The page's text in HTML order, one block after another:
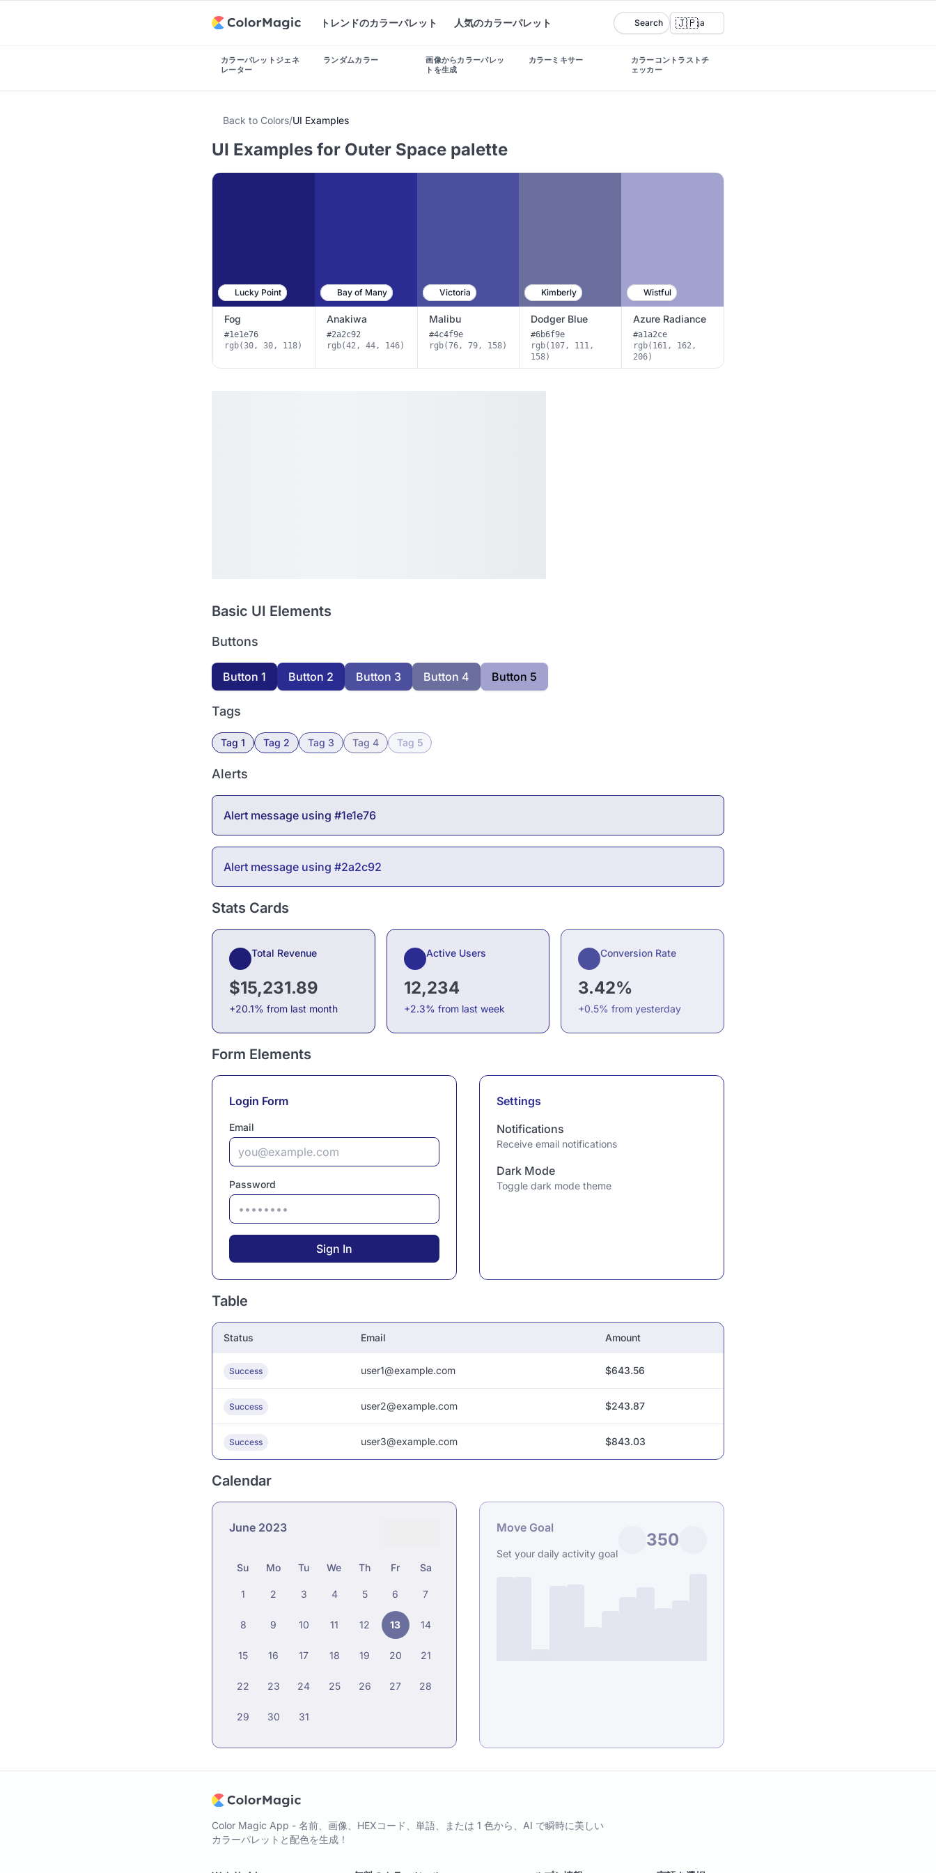
トレンドのカラーパレット 人気のカラーパレット Search 🇯🇵ja
カラーパレットジェネ
レーター
ランダムカラー
画像からカラーパレッ
トを生成
カラーミキサー
カラーコントラストチ
ェッカー
Back to Colors/UI Examples
UI Examples for Outer Space palette
Lucky Point Bay of Many Victoria Kimberly Wistful
Fog
#1e1e76
rgb(30, 30, 118)
Anakiwa
#2a2c92
rgb(42, 44, 146)
Malibu
#4c4f9e
rgb(76, 79, 158)
Dodger Blue
#6b6f9e
rgb(107, 111,
158)
Azure Radiance
#a1a2ce
rgb(161, 162,
206)
Basic UI Elements
Buttons
Button 1 Button 2 Button 3 Button 4 Button 5
Tags
Tag 1 Tag 2 Tag 3 Tag 4 Tag 5
Alerts
Alert message using #1e1e76
Alert message using #2a2c92
Stats Cards
Total Revenue
$15,231.89
+20.1% from last month
Active Users
12,234
+2.3% from last week
Conversion Rate
3.42%
+0.5% from yesterday
Form Elements
Login Form
Email
Password
Sign In
Settings
Notifications
Receive email notifications
Dark Mode
Toggle dark mode theme
Table
Status Email Amount
Success user1@example.com $643.56
Success user2@example.com $243.87
Success user3@example.com $843.03
Calendar
June 2023
Su Mo Tu We Th Fr Sa
1 2 3 4 5 6 7
8 9 10 11 12 13 14
15 16 17 18 19 20 21
22 23 24 25 26 27 28
29 30 31
Move Goal
Set your daily activity goal
350
Color Magic App - 名前、画像、HEXコード、単語、または 1 色から、AI で瞬時に美しい
カラーパレットと配色を生成！